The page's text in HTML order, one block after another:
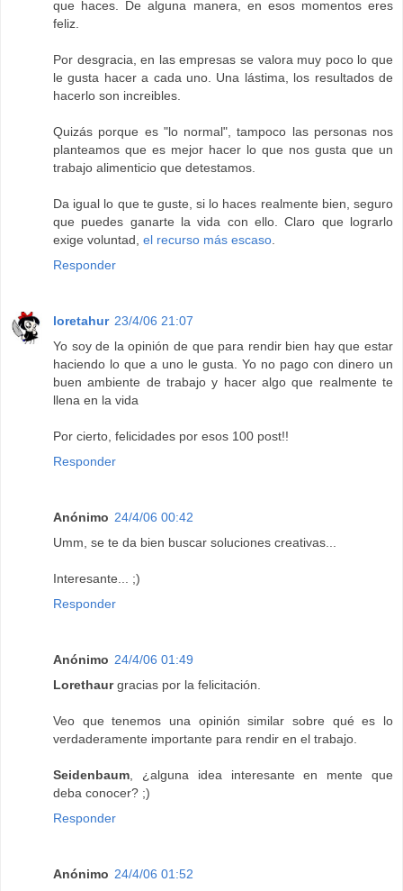
que haces. De alguna manera, en esos momentos eres
feliz.
Por desgracia, en las empresas se valora muy poco lo que
le gusta hacer a cada uno. Una lástima, los resultados de
hacerlo son increibles.
Quizás porque es "lo normal", tampoco las personas nos
planteamos que es mejor hacer lo que nos gusta que un
trabajo alimenticio que detestamos.
Da igual lo que te guste, si lo haces realmente bien, seguro
que puedes ganarte la vida con ello. Claro que lograrlo
exige voluntad, el recurso más escaso.
Responder
loretahur 23/4/06 21:07
Yo soy de la opinión de que para rendir bien hay que estar
haciendo lo que a uno le gusta. Yo no pago con dinero un
buen ambiente de trabajo y hacer algo que realmente te
llena en la vida
Por cierto, felicidades por esos 100 post!!
Responder
Anónimo 24/4/06 00:42
Umm, se te da bien buscar soluciones creativas...
Interesante... ;)
Responder
Anónimo 24/4/06 01:49
Lorethaurgracias por la felicitación.
Veo que tenemos una opinión similar sobre qué es lo
verdaderamente importante para rendir en el trabajo.
Seidenbaum, ¿alguna idea interesante en mente que
deba conocer? ;)
Responder
Anónimo 24/4/06 01:52